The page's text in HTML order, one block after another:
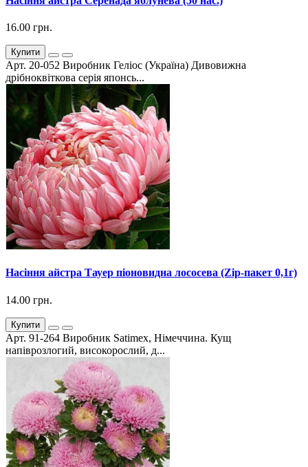
16.00 грн.
Купити
Арт. 20-052 Виробник Геліос (Україна) Дивовижна
дрібноквіткова серія японсь...
Насіння айстра Тауер піоновидна лососева (Zip-пакет 0,1г)
14.00 грн.
Купити
Арт. 91-264 Виробник Satimex, Німеччина. Кущ
напіврозлогий, високорослий, д...